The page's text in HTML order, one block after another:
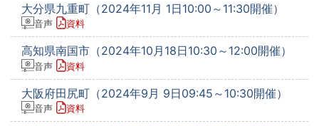
大分県九重町（2024年11月 1日10:00～11:30開催）
音声 資料
高知県南国市（2024年10月18日10:30～12:00開催）
音声 資料
大阪府田尻町（2024年9月 9日09:45～10:30開催）
音声 資料